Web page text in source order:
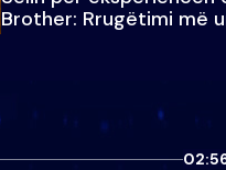
Brother: Rrugëtimi më